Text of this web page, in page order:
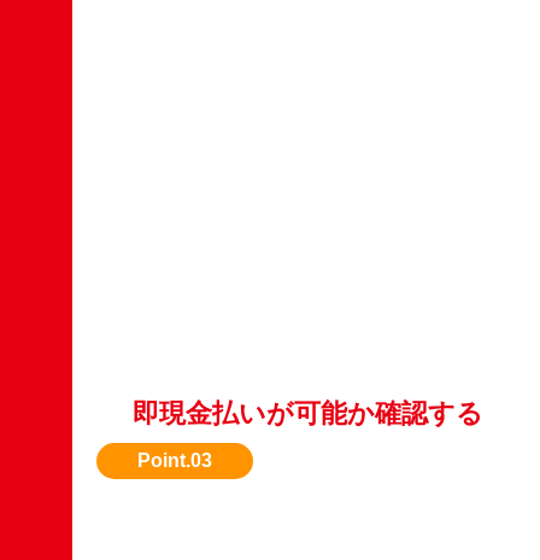
即現金払いが可能か確認する
すぐに現金化したい場合は、対応可能な業者